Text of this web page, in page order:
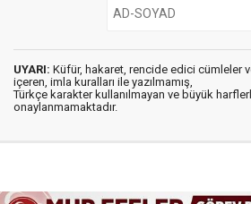
UYARI: Küfür, hakaret, rencide edici cümleler
içeren, imla kuralları ile yazılmamış,
Türkçe karakter kullanılmayan ve büyük
onaylanmamaktadır.